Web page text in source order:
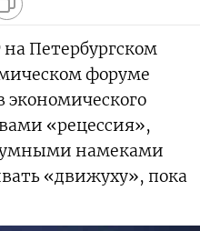
на Петербургском
форуме
«рецессия»,
намеками
«движуху», пока